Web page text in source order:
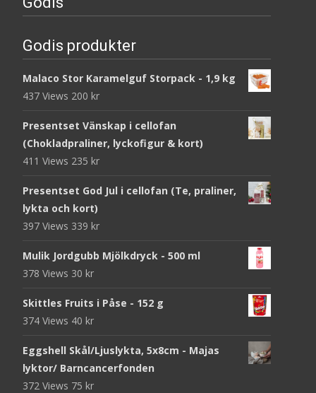
Godis produkter
Malaco Stor Karamelguf Storpack - 1,9 kg
437 Views 200 kr
Presentset Vänskap i cellofan
(Chokladpraliner, lyckofigur & kort)
411 Views 235 kr
Presentset God Jul i cellofan (Te, praliner,
lykta och kort)
397 Views 339 kr
Mulik Jordgubb Mjölkdryck - 500 ml
378 Views 30 kr
Skittles Fruits i Påse - 152 g
374 Views 40 kr
Eggshell Skål/Ljuslykta, 5x8cm - Majas
lyktor/ Barncancerfonden
372 Views 75 kr